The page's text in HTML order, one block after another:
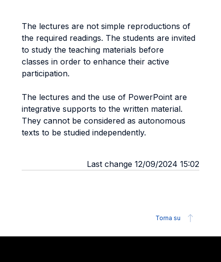
The lectures are not simple reproductions of
the required readings. The students are invited
to study the teaching materials before
classes in order to enhance their active
participation.
The lectures and the use of PowerPoint are
integrative supports to the written material.
They cannot be considered as autonomous
texts to be studied independently.
Last change 12/09/2024 15:02
Torna su